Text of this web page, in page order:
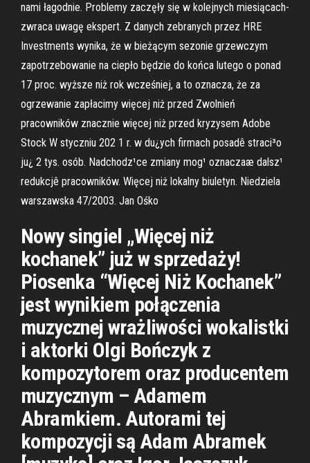
nami łagodnie. Problemy zaczęły się w kolejnych miesiącach-
zwraca uwagę ekspert. Z danych zebranych przez HRE
Investments wynika, że w bieżącym sezonie grzewczym
zapotrzebowanie na ciepło będzie do końca lutego o ponad
17 proc. wyższe niż rok wcześniej, a to oznacza, że za
ogrzewanie zapłacimy więcej niż przed Zwolnień
pracowników znacznie więcej niż przed kryzysem Adobe
Stock W styczniu 202 1 r. w du¿ych firmach posadê straci³o
ju¿ 2 tys. osób. Nadchodz¹ce zmiany mog¹ oznaczaæ dalsz¹
redukcjê pracowników. Więcej niż lokalny biuletyn. Niedziela
warszawska 47/2003. Jan Ośko
Nowy singiel „Więcej niż
kochanek” już w sprzedaży!
Piosenka “Więcej Niż Kochanek”
jest wynikiem połączenia
muzycznej wrażliwości wokalistki
i aktorki Olgi Bończyk z
kompozytorem oraz producentem
muzycznym – Adamem
Abramkiem. Autorami tej
kompozycji są Adam Abramek